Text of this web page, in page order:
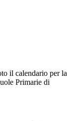
il calendario per la
Primarie di